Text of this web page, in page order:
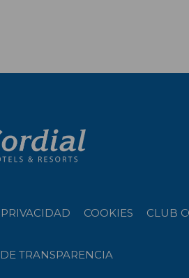
COOKIES CLUB
TRANSPARENCIA